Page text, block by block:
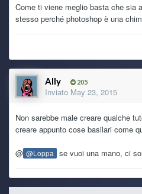
Come ti viene meglio basta che sia
stesso perché photoshop è una
Ally 205
Inviato May 23, 2015
Non sarebbe male creare qualche
creare appunto cose basilari come
@ @Loppa se vuoi una mano, ci